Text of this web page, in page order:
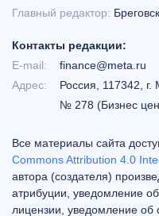
Главный редактор:
Контакты редакции:
E-mail:
finance@meta.ru
Адрес:
Россия, 117342, г.
№ 278 (Бизнес
Все материалы сайта
Commons Attribution 4.0
автора (создателя)
атрибуции, уведомление
лицензии, уведомление об